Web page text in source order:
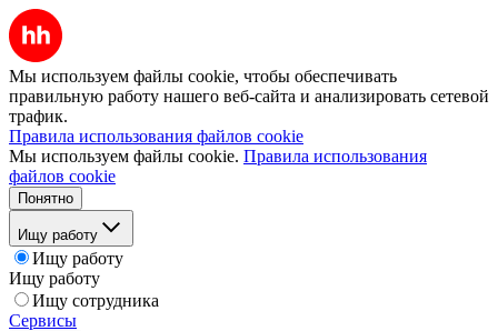
Мы используем файлы cookie, чтобы обеспечивать
правильную работу нашего веб-сайта и анализировать сетевой
трафик.
Правила использования файлов cookie
Мы используем файлы cookie. Правила использования
файлов cookie
Понятно
Ищу работу
Ищу работу
Ищу работу
Ищу сотрудника
Сервисы